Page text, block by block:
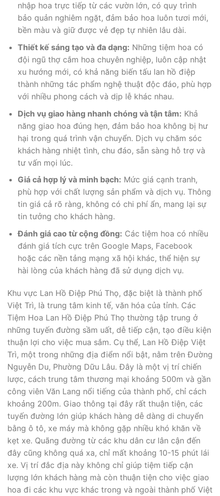
nhập hoa trực tiếp từ các vườn lớn, có quy trình
bảo quản nghiêm ngặt, đảm bảo hoa luôn tươi mới,
bền màu và giữ được vẻ đẹp tự nhiên lâu dài.
Thiết kế sáng tạo và đa dạng: Những tiệm hoa có
đội ngũ thợ cắm hoa chuyên nghiệp, luôn cập nhật
xu hướng mới, có khả năng biến tấu lan hồ điệp
thành những tác phẩm nghệ thuật độc đáo, phù hợp
với nhiều phong cách và dịp lễ khác nhau.
Dịch vụ giao hàng nhanh chóng và tận tâm: Khả
năng giao hoa đúng hẹn, đảm bảo hoa không bị hư
hại trong quá trình vận chuyển. Dịch vụ chăm sóc
khách hàng nhiệt tình, chu đáo, sẵn sàng hỗ trợ và
tư vấn mọi lúc.
Giá cả hợp lý và minh bạch: Mức giá cạnh tranh,
phù hợp với chất lượng sản phẩm và dịch vụ. Thông
tin giá cả rõ ràng, không có chi phí ẩn, mang lại sự
tin tưởng cho khách hàng.
Đánh giá cao từ cộng đồng: Các tiệm hoa có nhiều
đánh giá tích cực trên Google Maps, Facebook
hoặc các nền tảng mạng xã hội khác, thể hiện sự
hài lòng của khách hàng đã sử dụng dịch vụ.
Khu vực Lan Hồ Điệp Phú Thọ, đặc biệt là thành phố
Việt Trì, là trung tâm kinh tế, văn hóa của tỉnh. Các
Tiệm Hoa Lan Hồ Điệp Phú Thọ thường tập trung ở
những tuyến đường sầm uất, dễ tiếp cận, tạo điều kiện
thuận lợi cho việc mua sắm. Cụ thể, Lan Hồ Điệp Việt
Trì, một trong những địa điểm nổi bật, nằm trên Đường
Nguyễn Du, Phường Dữu Lâu. Đây là một vị trí chiến
lược, cách trung tâm thương mại khoảng 500m và gần
công viên Văn Lang nổi tiếng của thành phố, chỉ cách
khoảng 200m. Giao thông tại đây rất thuận tiện, các
tuyến đường lớn giúp khách hàng dễ dàng di chuyển
bằng ô tô, xe máy mà không gặp nhiều khó khăn về
kẹt xe. Quãng đường từ các khu dân cư lân cận đến
đây cũng không quá xa, chỉ mất khoảng 10-15 phút lái
xe. Vị trí đắc địa này không chỉ giúp tiệm tiếp cận
lượng lớn khách hàng mà còn thuận tiện cho việc giao
hoa đi các khu vực khác trong và ngoài thành phố Việt